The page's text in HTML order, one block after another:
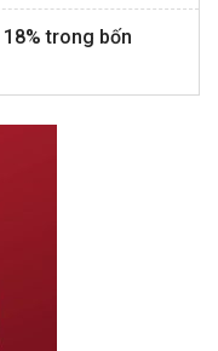
trong bốn